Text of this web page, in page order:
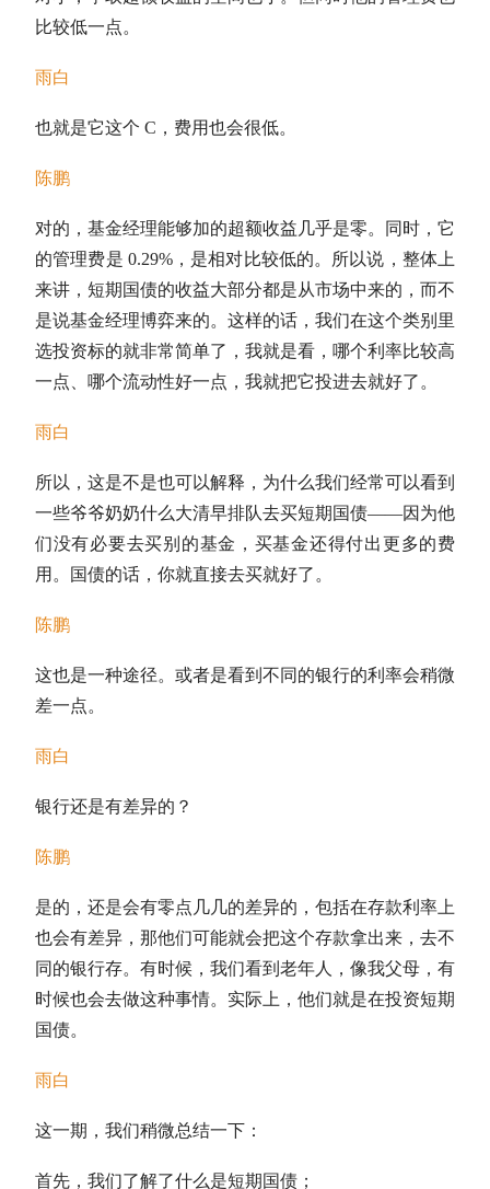
比较低一点。
雨白
也就是它这个 C，费用也会很低。
陈鹏
对的，基金经理能够加的超额收益 几乎是零。同时，它
的管理费是 0.29%，是相对比较低的。所以说，整体上
来讲， 短期国债的收益大部分都是从市场中来的，而不
是说基金经理博弈来的。这样的话，我们在这个类别里
选投资标的就非常简单了，我就是看，哪个利率比较高
一点、哪个流动性好一点，我就把它投进去就好了。
雨白
所以，这是不是也可以解释，为什么我们经常可以看到
一些爷爷奶奶什么大清早排队去买短期国债——因为他
们没有必要去买别的基金，买基金还得付出更多的费
用。
国债的话，你就直接去买就好了。
陈鹏
这也是一种途径。或者是看到不同的银行的利率会稍微
差一点。
雨白
银行还是有差异的？
陈鹏
是的，还是会有零点几几的差异的，包括在存款利率上
也会有差异，那他们可能就会把这个存款拿出来，去不
同的银行存。有时候，我们看到老年人，像我父母，有
时候也会去做这种事情。实际上，他们就是在投资短期
国债。
雨白
这一期，我们稍微总结一下：
首先，我们了解了什么是短期国债 ；